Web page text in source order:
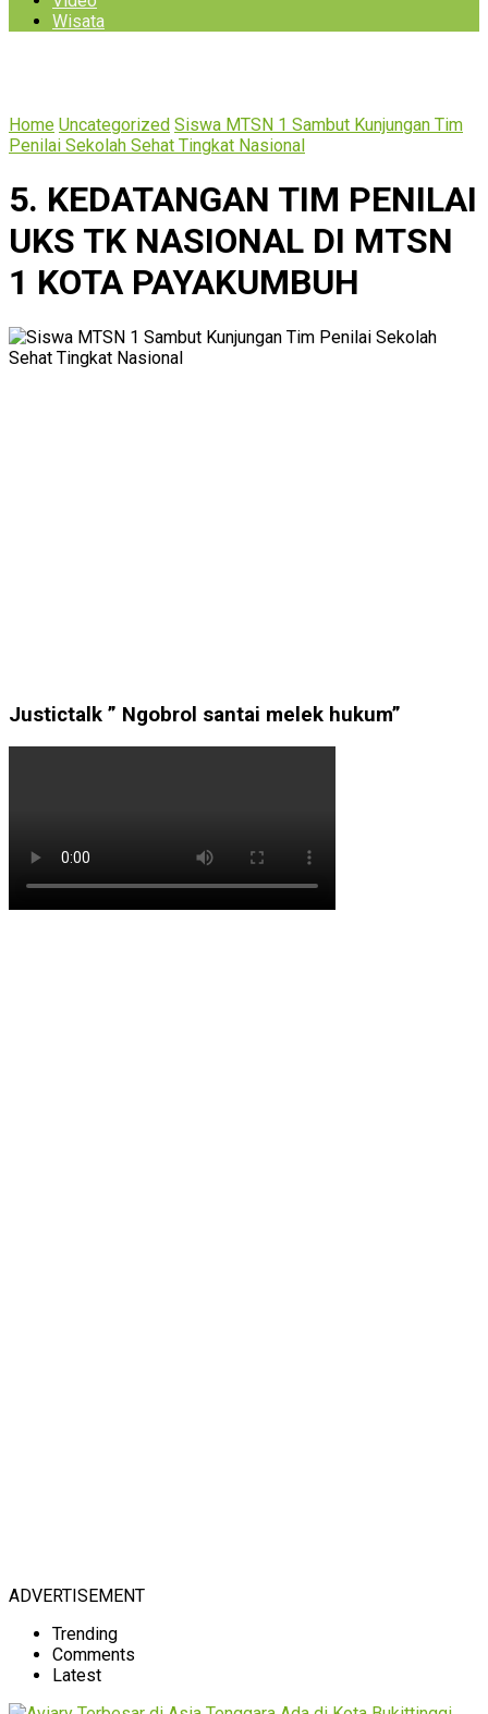
Wisata
Home Uncategorized Siswa MTSN 1 Sambut Kunjungan Tim
Penilai Sekolah Sehat Tingkat Nasional
5. KEDATANGAN TIM PENILAI
UKS TK NASIONAL DI MTSN
1 KOTA PAYAKUMBUH
Justictalk ” Ngobrol santai melek hukum”
ADVERTISEMENT
Trending
Comments
Latest